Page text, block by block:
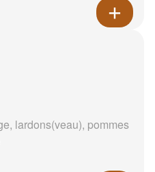
lardons(veau), pommes